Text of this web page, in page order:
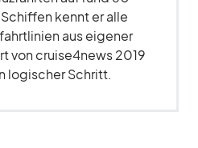
kennt er alle
aus eigener
von cruise4news 2019
logischer Schritt.